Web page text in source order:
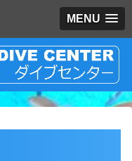
MENU